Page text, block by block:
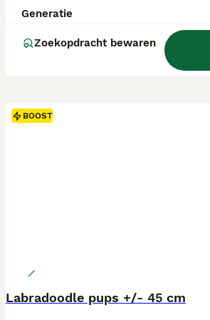
Generatie
Zoekopdracht bewaren
BOOST
Labradoodle pups +/- 45 cm